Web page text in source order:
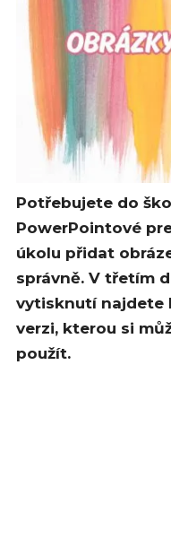
Potřebujete do
PowerPointové
úkolu přidat
správně. V třetím
vytisknutí najdete
verzi, kterou si
použít.